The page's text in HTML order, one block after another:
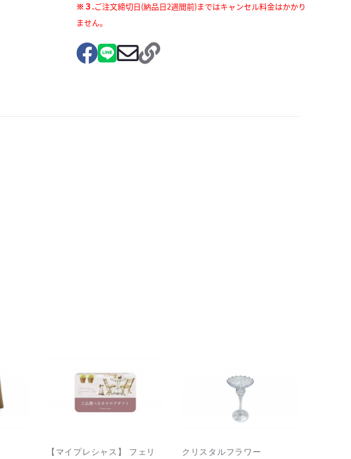
※３.ご注文締切日(納品日2週間前)まではキャンセル料金はかかり
ません。
【マイプレシャス】 フェリ
クリスタルフラワー